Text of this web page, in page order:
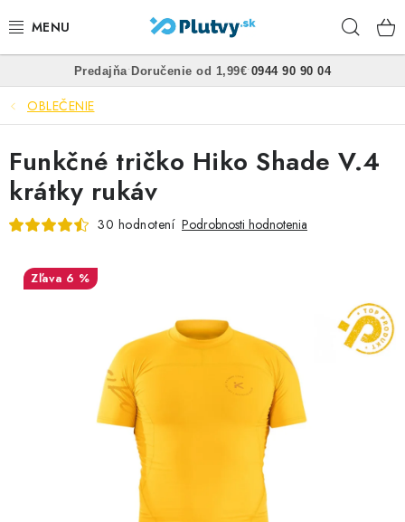
na
PLÁVANIE
ŠNORCHLOVANIE
FREEDIVING
SPEARFISHING
POTÁPANIE
VŠETKO PRE DETI
PODVODNÉ SKÚTRE
Predajňa• Doručenie od 1,99€• 0944 90 90 04
OBLEČENIE
Funkčné tričko Hiko Shade V.4
krátky rukáv
30 hodnotení Podrobnosti hodnotenia
6 %